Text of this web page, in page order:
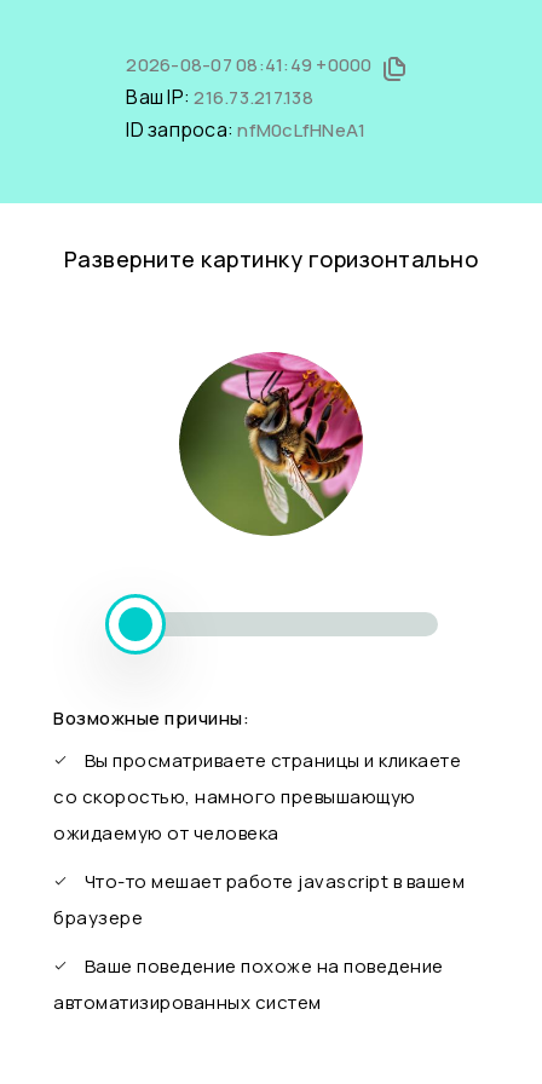
2026-08-07 08:41:49 +0000
Ваш IP:216.73.217.138
ID запроса:nfM0cLfHNeA1
Разверните картинку горизонтально
Возможные причины:
Вы просматриваете страницы и кликаете
со скоростью, намного превышающую
ожидаемую от человека
Что-то мешает работе javascript в вашем
браузере
Ваше поведение похоже на поведение
автоматизированных систем